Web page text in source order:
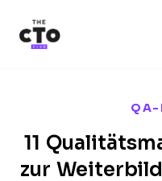
QA-
11
zur